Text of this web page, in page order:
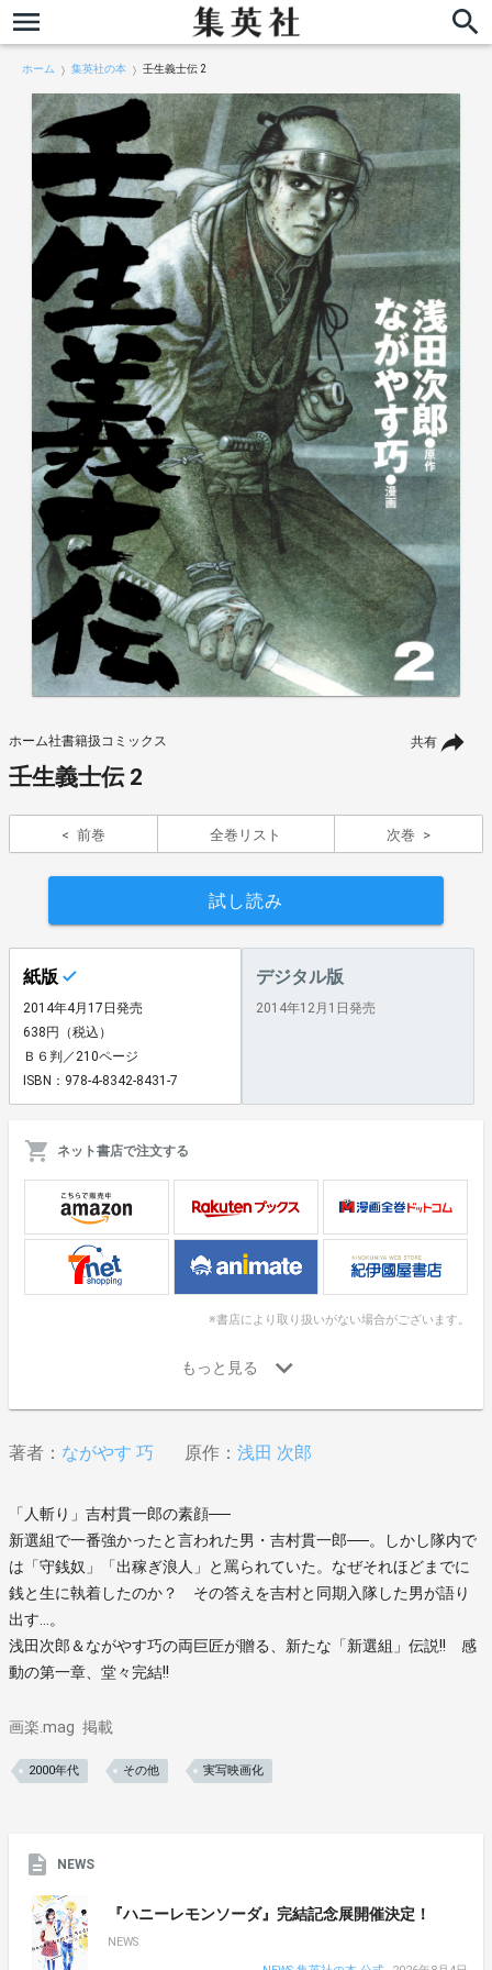
ホーム 集英社の本 壬生義士伝 2
共有
ホーム社書籍扱コミックス
壬生義士伝 2
前巻 全巻リスト 次巻
試し読み
紙版
2014年4月17日発売
638円（税込）
Ｂ６判／210ページ
ISBN：978-4-8342-8431-7
デジタル版
2014年12月1日発売
ネット書店で注文する
※書店により取り扱いがない場合がございます。
著者： ながやす 巧 原作： 浅田 次郎
「人斬り」吉村貫一郎の素顔──
新選組で一番強かったと言われた男・吉村貫一郎──。しかし隊内で
は「守銭奴」「出稼ぎ浪人」と罵られていた。なぜそれほどまでに
銭と生に執着したのか？ その答えを吉村と同期入隊した男が語り
出す…。
浅田次郎＆ながやす巧の両巨匠が贈る、新たな「新選組」伝説!! 感
動の第一章、堂々完結!!
画楽.mag 掲載
2000年代 その他 実写映画化
NEWS
『ハニーレモンソーダ』完結記念展開催決定！
NEWS